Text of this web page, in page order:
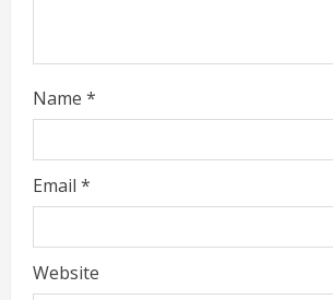
Name *
Email *
Website